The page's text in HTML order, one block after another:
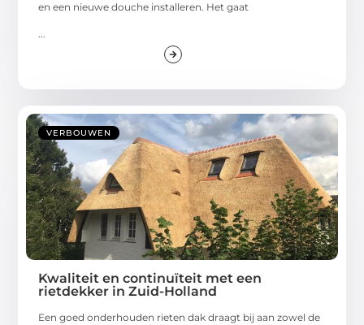
en een nieuwe douche installeren. Het gaat
VERBOUWEN
Kwaliteit en continuïteit met een
rietdekker in Zuid-Holland
Een goed onderhouden rieten dak draagt bij aan zowel de